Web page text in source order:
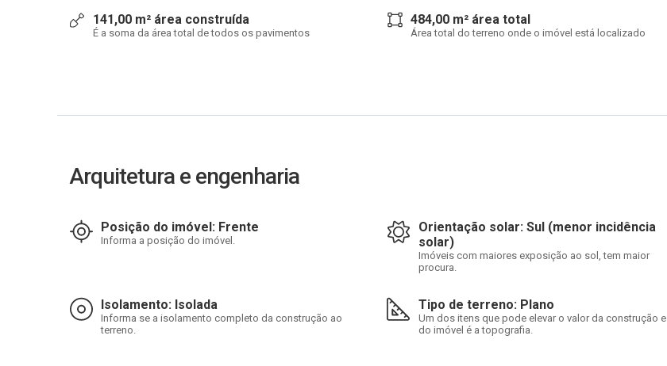
141,00 m² área construída
É a soma da área total de todos os pavimentos
484,00 m² área total
Área total do terreno onde o imóvel está localizado
Arquitetura e engenharia
Posição do imóvel: Frente
Informa a posição do imóvel.
Orientação solar: Sul (menor incidência
solar)
Imóveis com maiores exposição ao sol, tem maior
procura.
Isolamento: Isolada
Informa se a isolamento completo da construção ao
terreno.
Tipo de terreno: Plano
Um dos itens que pode elevar o valor da construção e
do imóvel é a topografia.